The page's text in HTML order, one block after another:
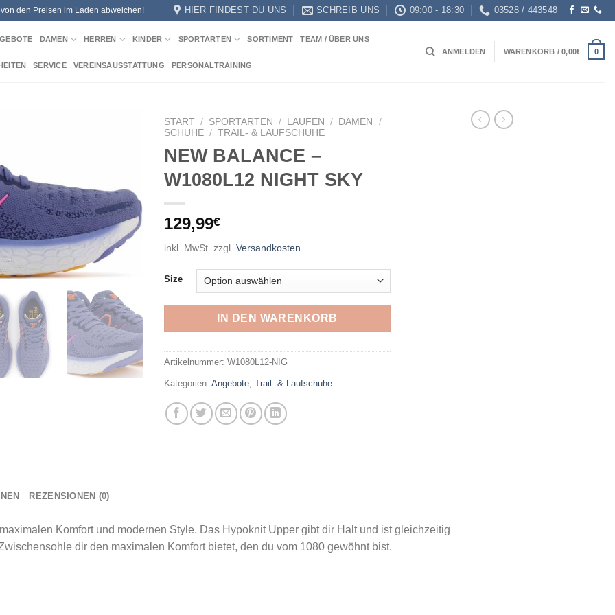
den Preisen im Laden abweichen! HIER FINDEST DU UNS SCHREIB UNS 09:00 - 18:30 03528 / 443548
DAMEN HERREN KINDER SPORTARTEN SORTIMENT TEAM / ÜBER UNS
SERVICE VEREINSAUSSTATTUNG PERSONALTRAINING
ANMELDEN WARENKORB /0,00€ 0
START / SPORTARTEN / LAUFEN / DAMEN
/
SCHUHE / TRAIL- & LAUFSCHUHE
NEW BALANCE –
W1080L12 NIGHT SKY
129,99€
inkl. MwSt. zzgl. Versandkosten
Size
IN DEN WARENKORB
Artikelnummer: W1080L12-NIG
Kategorien: Angebote Trail- & Laufschuhe
REZENSIONEN (0)
Komfort und modernen Style. Das Hypoknit Upper gibt dir Halt und ist gleichzeitig
dir den maximalen Komfort bietet, den du vom 1080 gewöhnt bist.